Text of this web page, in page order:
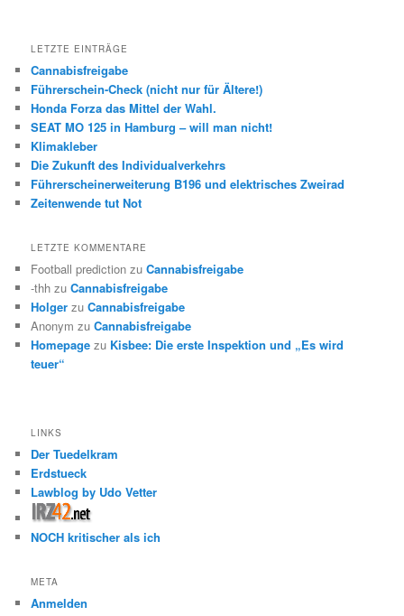
LETZTE EINTRÄGE
Cannabisfreigabe
Führerschein-Check (nicht nur für Ältere!)
Honda Forza das Mittel der Wahl.
SEAT MO 125 in Hamburg – will man nicht!
Klimakleber
Die Zukunft des Individualverkehrs
Führerscheinerweiterung B196 und elektrisches Zweirad
Zeitenwende tut Not
LETZTE KOMMENTARE
Football prediction zuCannabisfreigabe
-thh zuCannabisfreigabe
Holger zuCannabisfreigabe
Anonym zuCannabisfreigabe
Homepage zu Kisbee: Die erste Inspektion und „Es wird
teuer“
LINKS
Der Tuedelkram
Erdstueck
Lawblog by Udo Vetter
NOCH kritischer als ich
META
Anmelden